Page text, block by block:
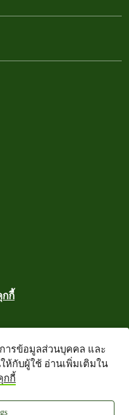
ารข้อมูลส่วนบุคคล และ
กับผู้ใช้ อ่านเพิ่มเติมใน
กกี้
กกี้